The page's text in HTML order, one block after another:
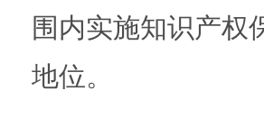
围内实施知识产权
地位。